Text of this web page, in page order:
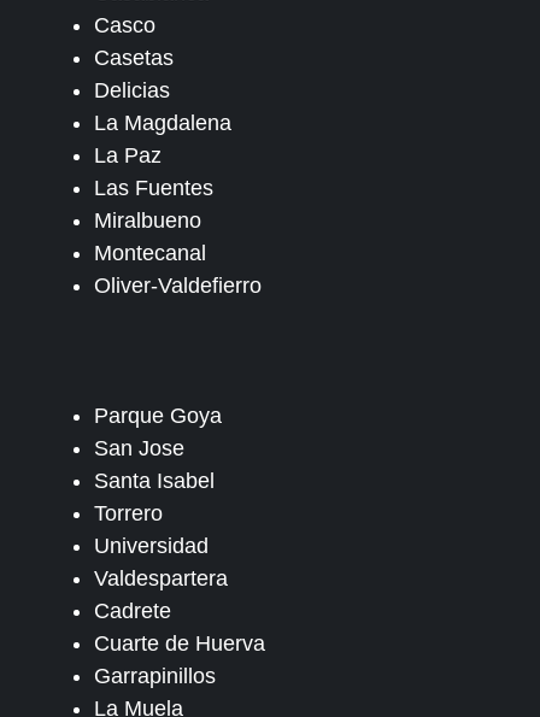
Casco
Casetas
Delicias
La Magdalena
La Paz
Las Fuentes
Miralbueno
Montecanal
Oliver-Valdefierro
Parque Goya
San Jose
Santa Isabel
Torrero
Universidad
Valdespartera
Cadrete
Cuarte de Huerva
Garrapinillos
La Muela